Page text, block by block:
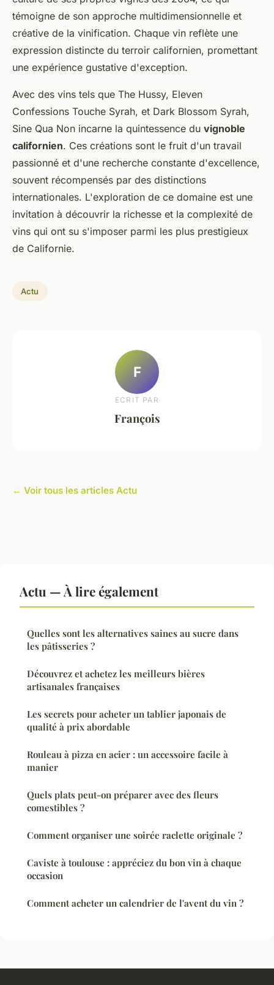
témoigne de son approche multidimensionnelle et
créative de la vinification. Chaque vin reflète une
expression distincte du terroir californien, promettant
une expérience gustative d'exception.
Avec des vins tels que The Hussy, Eleven
Confessions Touche Syrah, et Dark Blossom Syrah,
Sine Qua Non incarne la quintessence du vignoble
californien. Ces créations sont le fruit d'un travail
passionné et d'une recherche constante d'excellence,
souvent récompensés par des distinctions
internationales. L'exploration de ce domaine est une
invitation à découvrir la richesse et la complexité de
vins qui ont su s'imposer parmi les plus prestigieux
de Californie.
Actu
F
ECRIT PAR
François
← Voir tous les articles Actu
Actu — À lire également
Quelles sont les alternatives saines au sucre dans
les pâtisseries ?
Découvrez et achetez les meilleurs bières
artisanales françaises
Les secrets pour acheter un tablier japonais de
qualité à prix abordable
Rouleau à pizza en acier : un accessoire facile à
manier
Quels plats peut-on préparer avec des fleurs
comestibles ?
Comment organiser une soirée raclette originale ?
Caviste à toulouse : appréciez du bon vin à chaque
occasion
Comment acheter un calendrier de l'avent du vin ?